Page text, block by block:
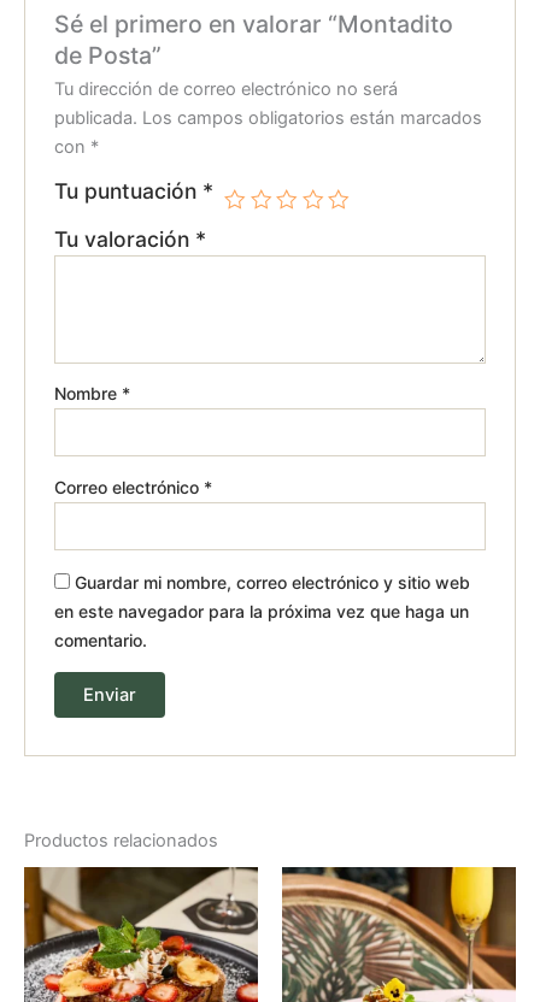
Sé el primero en valorar “Montadito
de Posta”
Tu dirección de correo electrónico no será
publicada. Los campos obligatorios están marcados
con *
Tu puntuación *
Tu valoración *
Nombre *
Correo electrónico *
Guardar mi nombre, correo electrónico y sitio web
en este navegador para la próxima vez que haga un
comentario.
Productos relacionados